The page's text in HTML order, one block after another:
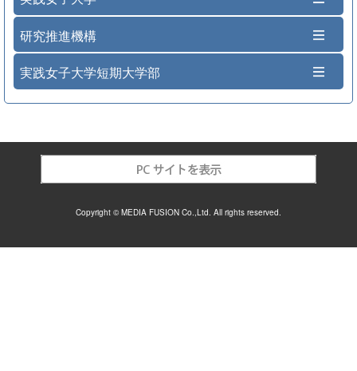
研究推進機構
実践女子大学短期大学部
Copyright © MEDIA FUSION Co.,Ltd. All rights reserved.